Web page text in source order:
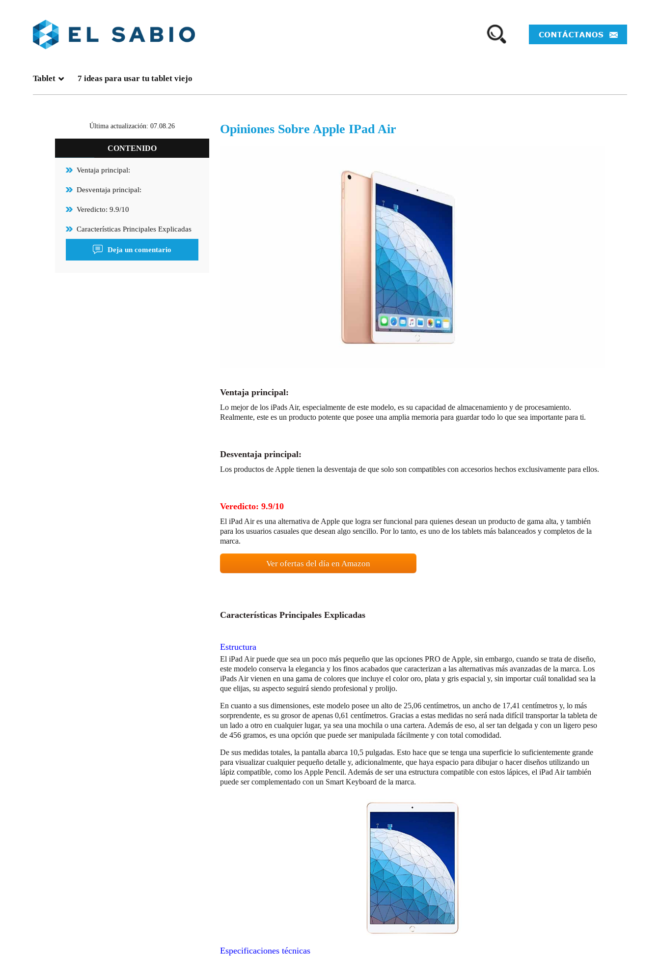
Tablet 7 ideas para usar tu tablet viejo
Última actualización: 07.08.26
CONTENIDO
Ventaja principal:
Desventaja principal:
Veredicto: 9.9/10
Características Principales Explicadas
Deja un comentario
Opiniones Sobre Apple IPad Air
Ventaja principal:
Lo mejor de los iPads Air, especialmente de este modelo, es su capacidad de almacenamiento y de procesamiento.
Realmente, este es un producto potente que posee una amplia memoria para guardar todo lo que sea importante para ti.
Desventaja principal:
Los productos de Apple tienen la desventaja de que solo son compatibles con accesorios hechos exclusivamente para ellos.
Veredicto: 9.9/10
El iPad Air es una alternativa de Apple que logra ser funcional para quienes desean un producto de gama alta, y también
para los usuarios casuales que desean algo sencillo. Por lo tanto, es uno de los tablets más balanceados y completos de la
marca.
Ver ofertas del día en Amazon
Características Principales Explicadas
Estructura
El iPad Air puede que sea un poco más pequeño que las opciones PRO de Apple, sin embargo, cuando se trata de diseño,
este modelo conserva la elegancia y los finos acabados que caracterizan a las alternativas más avanzadas de la marca. Los
iPads Air vienen en una gama de colores que incluye el color oro, plata y gris espacial y, sin importar cuál tonalidad sea la
que elijas, su aspecto seguirá siendo profesional y prolijo.
En cuanto a sus dimensiones, este modelo posee un alto de 25,06 centímetros, un ancho de 17,41 centímetros y, lo más
sorprendente, es su grosor de apenas 0,61 centímetros. Gracias a estas medidas no será nada difícil transportar la tableta de
un lado a otro en cualquier lugar, ya sea una mochila o una cartera. Además de eso, al ser tan delgada y con un ligero peso
de 456 gramos, es una opción que puede ser manipulada fácilmente y con total comodidad.
De sus medidas totales, la pantalla abarca 10,5 pulgadas. Esto hace que se tenga una superficie lo suficientemente grande
para visualizar cualquier pequeño detalle y, adicionalmente, que haya espacio para dibujar o hacer diseños utilizando un
lápiz compatible, como los Apple Pencil. Además de ser una estructura compatible con estos lápices, el iPad Air también
puede ser complementado con un Smart Keyboard de la marca.
Especificaciones técnicas